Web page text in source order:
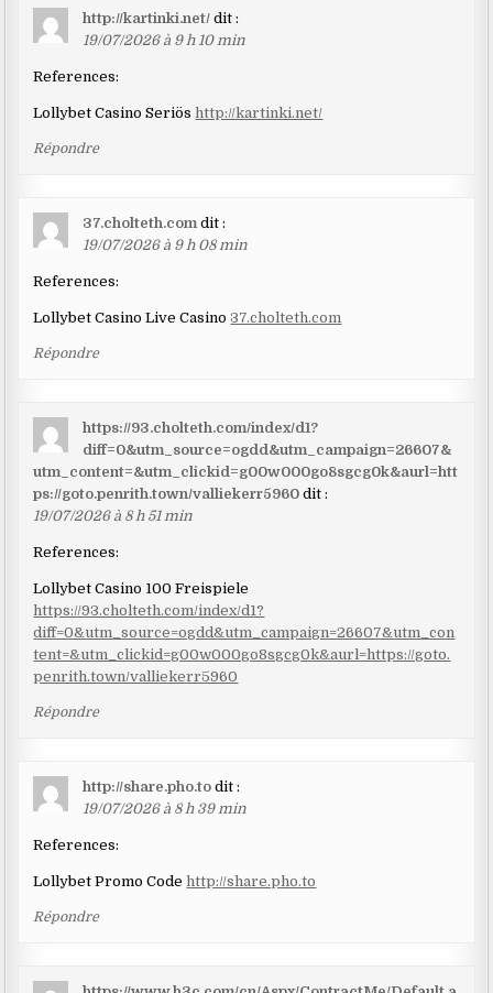
http://kartinki.net/ dit :
19/07/2026 à 9 h 10 min
References:
Lollybet Casino Seriös http://kartinki.net/
Répondre
37.cholteth.com dit :
19/07/2026 à 9 h 08 min
References:
Lollybet Casino Live Casino37.cholteth.com
Répondre
https://93.cholteth.com/index/d1?
diff=0&utm_source=ogdd&utm_campaign=26607&
utm_content=&utm_clickid=g00w000go8sgcg0k&aurl=htt
ps://goto.penrith.town/valliekerr5960 dit :
19/07/2026 à 8 h 51 min
References:
Lollybet Casino 100 Freispiele
https://93.cholteth.com/index/d1?
diff=0&utm_source=ogdd&utm_campaign=26607&utm_con
tent=&utm_clickid=g00w000go8sgcg0k&aurl=https://goto.
penrith.town/valliekerr5960
Répondre
http://share.pho.to dit :
19/07/2026 à 8 h 39 min
References:
Lollybet Promo Codehttp://share.pho.to
Répondre